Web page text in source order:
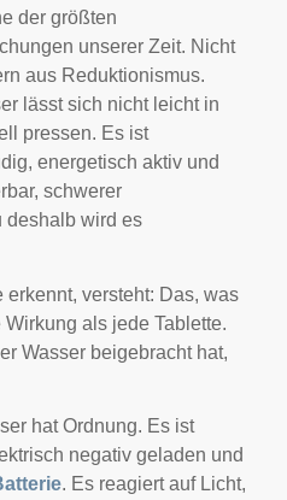
der größten
unserer Zeit. Nicht
aus Reduktionismus.
lässt sich nicht leicht in
pressen. Es ist
energetisch aktiv und
schwerer
deshalb wird es
erkennt, versteht: Das, was
als jede Tablette.
Wasser beigebracht hat,
hat Ordnung. Es ist
negativ geladen und
. Es reagiert auf Licht,